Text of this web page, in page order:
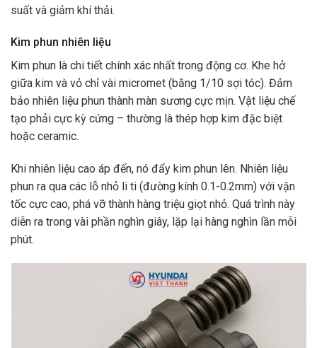
suất và giảm khí thải.
Kim phun nhiên liệu
Kim phun là chi tiết chính xác nhất trong động cơ. Khe hở
giữa kim và vỏ chỉ vài micromet (bằng 1/10 sợi tóc). Đảm
bảo nhiên liệu phun thành màn sương cực mịn. Vật liệu chế
tạo phải cực kỳ cứng – thường là thép hợp kim đặc biệt
hoặc ceramic.
Khi nhiên liệu cao áp đến, nó đẩy kim phun lên. Nhiên liệu
phun ra qua các lỗ nhỏ li ti (đường kính 0.1-0.2mm) với vận
tốc cực cao, phá vỡ thành hàng triệu giọt nhỏ. Quá trình này
diễn ra trong vài phần nghìn giây, lặp lại hàng nghìn lần mỗi
phút.